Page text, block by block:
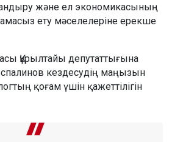
және ел экономикасының
ету мәселелеріне ерекше
Құрылтайы депутаттығына
кездесудің маңызын
қоғам үшін қажеттілігін